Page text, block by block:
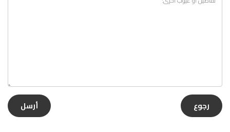
رجوع